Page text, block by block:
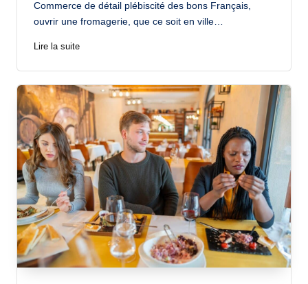
Commerce de détail plébiscité des bons Français,
ouvrir une fromagerie, que ce soit en ville…
Lire la suite